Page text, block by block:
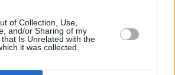
of Collection, Use,
and/or Sharing of my
Is Unrelated with the
it was collected.